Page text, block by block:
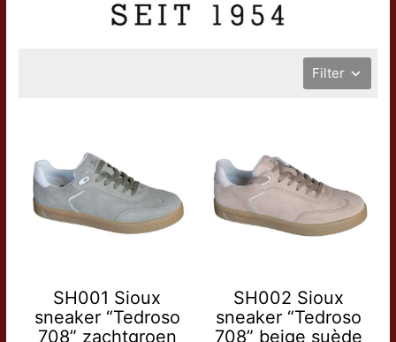
Filter
SH001 Sioux
sneaker “Tedroso
708” zachtgroen
SH002 Sioux
sneaker “Tedroso
708” beige suède